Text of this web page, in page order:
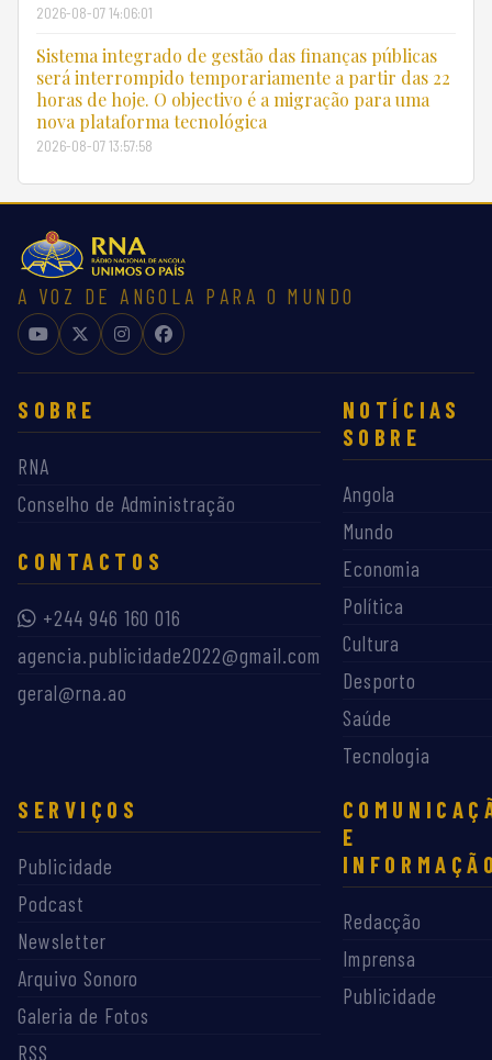
2026-08-07 14:06:01
Sistema integrado de gestão das finanças públicas
será interrompido temporariamente a partir das 22
horas de hoje. O objectivo é a migração para uma
nova plataforma tecnológica
2026-08-07 13:57:58
A VOZ DE ANGOLA PARA O MUNDO
SOBRE
RNA
Conselho de Administração
CONTACTOS
+244 946 160 016
agencia.publicidade2022@gmail.com
geral@rna.ao
NOTÍCIAS
SOBRE
Angola
Mundo
Economia
Política
Cultura
Desporto
Saúde
Tecnologia
SERVIÇOS
Publicidade
Podcast
Newsletter
Arquivo Sonoro
Galeria de Fotos
RSS
E
Redacção
Imprensa
Publicidade